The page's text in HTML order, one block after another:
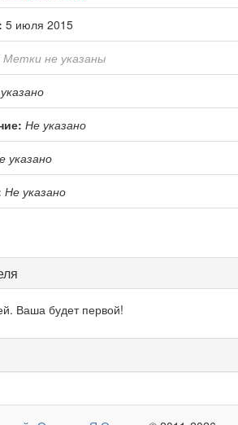
5 июля 2015
Метки не указаны
Не указано
указано
Не указано
Ваша будет первой!